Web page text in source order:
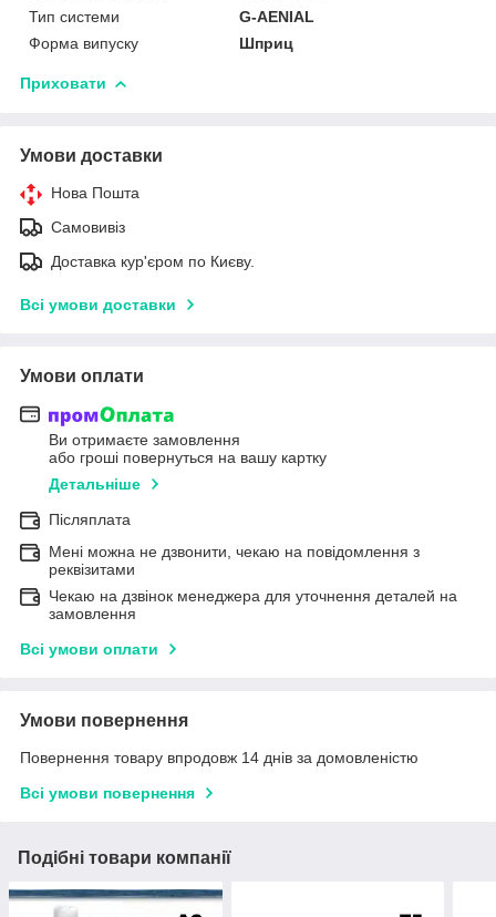
Тип системи
G-AENIAL
Форма випуску
Шприц
Приховати
Умови доставки
Нова Пошта
Самовивіз
Доставка кур'єром по Києву.
Всі умови доставки
Умови оплати
Ви отримаєте замовлення
або гроші повернуться на вашу картку
Детальніше
Післяплата
Мені можна не дзвонити, чекаю на повідомлення з
реквізитами
Чекаю на дзвінок менеджера для уточнення деталей на
замовлення
Всі умови оплати
Умови повернення
Повернення товару впродовж 14 днів за домовленістю
Всі умови повернення
Подібні товари компанії